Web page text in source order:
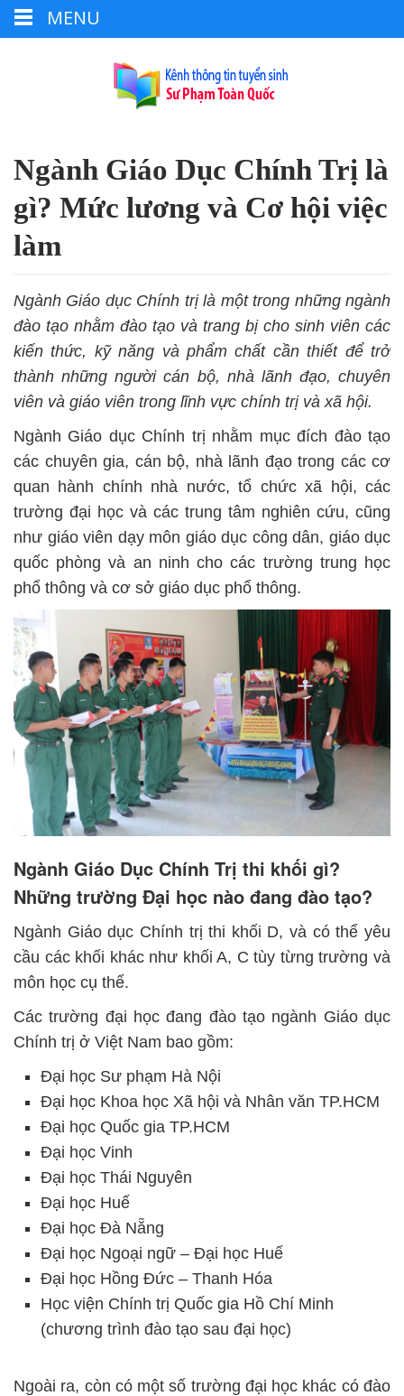
Ngành Giáo Dục Chính Trị là
gì? Mức lương và Cơ hội việc
làm
Ngành Giáo dục Chính trị là một trong những ngành
đào tạo nhằm đào tạo và trang bị cho sinh viên các
kiến thức, kỹ năng và phẩm chất cần thiết để trở
thành những người cán bộ, nhà lãnh đạo, chuyên
viên và giáo viên trong lĩnh vực chính trị và xã hội.
Ngành Giáo dục Chính trị nhằm mục đích đào tạo
các chuyên gia, cán bộ, nhà lãnh đạo trong các cơ
quan hành chính nhà nước, tổ chức xã hội, các
trường đại học và các trung tâm nghiên cứu, cũng
như giáo viên dạy môn giáo dục công dân, giáo dục
quốc phòng và an ninh cho các trường trung học
phổ thông và cơ sở giáo dục phổ thông.
Ngành Giáo Dục Chính Trị thi khối gì?
Những trường Đại học nào đang đào tạo?
Ngành Giáo dục Chính trị thi khối D, và có thể yêu
cầu các khối khác như khối A, C tùy từng trường và
môn học cụ thể.
Các trường đại học đang đào tạo ngành Giáo dục
Chính trị ở Việt Nam bao gồm:
Đại học Sư phạm Hà Nội
Đại học Khoa học Xã hội và Nhân văn TP.HCM
Đại học Quốc gia TP.HCM
Đại học Vinh
Đại học Thái Nguyên
Đại học Huế
Đại học Đà Nẵng
Đại học Ngoại ngữ – Đại học Huế
Đại học Hồng Đức – Thanh Hóa
Học viện Chính trị Quốc gia Hồ Chí Minh
(chương trình đào tạo sau đại học)
Ngoài ra, còn có một số trường đại học khác có đào
MENU